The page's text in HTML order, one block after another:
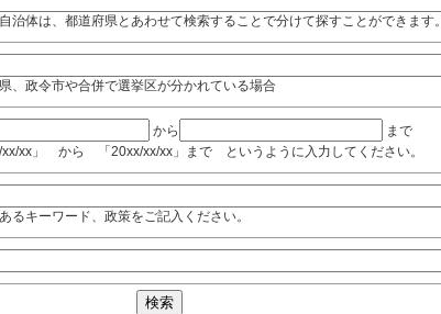
治体は、都道府県とあわせて検索することで分けて探すことができます。
、政令市や合併で選挙区が分かれている場合
から
まで
xx」 から 「20xx/xx/xx」まで というように入力してください。
るキーワード、政策をご記入ください。